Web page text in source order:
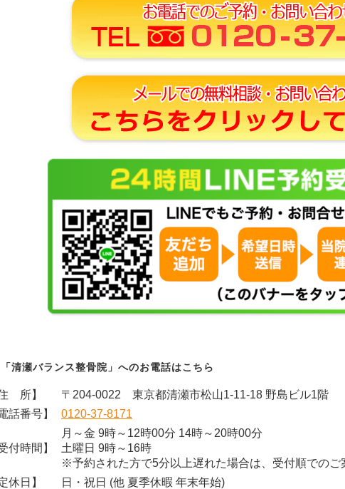
「清瀬バランス整骨院」へのお電話はこちら
住 所】
〒204-0022 東京都清瀬市松山1-11-18 野島ビル1階
話番号】
0120-37-8171
付時間】
月～金 9時～12時00分 14時～20時00分
土曜日 9時～16時
※予約された方で5分以上遅れた場合は、受付順でのご
休日】
日・祝日 (他 夏季休暇 年末年始)